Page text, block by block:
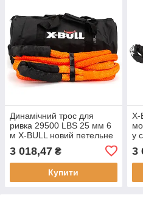
Динамічний трос для
ривка 29500 LBS 25 мм 6
м X-BULL новий петельне
кріплення ривковий трос
3 018,47 ₴
Купити
X-
у
3